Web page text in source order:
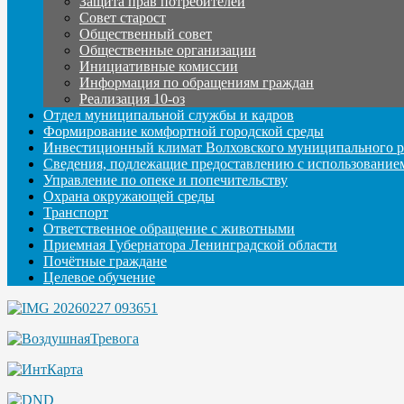
Совет старост
Общественный совет
Общественные организации
Инициативные комиссии
Информация по обращениям граждан
Реализация 10-оз
Отдел муниципальной службы и кадров
Формирование комфортной городской среды
Инвестиционный климат Волховского муниципального
Сведения, подлежащие предоставлению с
Управление по опеке и попечительству
Охрана окружающей среды
Транспорт
Ответственное обращение с животными
Приемная Губернатора Ленинградской области
Почётные граждане
Целевое обучение